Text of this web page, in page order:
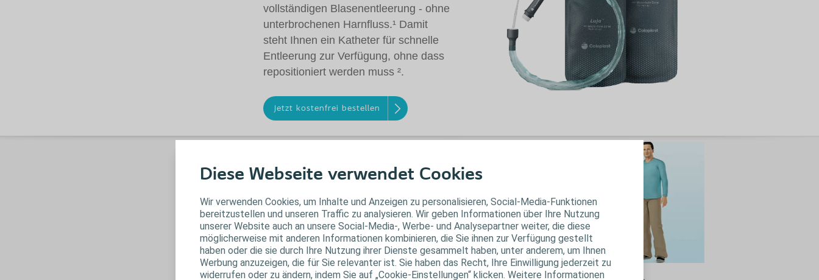
Diese Webseite verwendet Cookies
Wir verwenden Cookies, um Inhalte und Anzeigen zu personalisieren, Social-Media-Funktionen
bereitzustellen und unseren Traffic zu analysieren. Wir geben Informationen über Ihre Nutzung
unserer Website auch an unsere Social-Media-, Werbe- und Analysepartner weiter, die diese
möglicherweise mit anderen Informationen kombinieren, die Sie ihnen zur Verfügung gestellt
haben oder die sie durch Ihre Nutzung ihrer Dienste gesammelt haben, unter anderem, um Ihnen
Werbung anzuzeigen, die für Sie relevanter ist. Sie haben das Recht, Ihre Einwilligung jederzeit zu
widerrufen oder zu ändern, indem Sie auf „Cookie-Einstellungen“ klicken. Weitere Informationen
vollständigen Blasenentleerung - ohne
unterbrochenen Harnfluss.¹ Damit
steht Ihnen ein Katheter für schnelle
Entleerung zur Verfügung, ohne dass
repositioniert werden muss ².
Jetzt kostenfrei bestellen